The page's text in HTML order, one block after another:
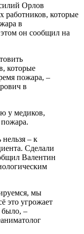
Орлов
работников, которые
в
он сообщил на
которые
пожара, –
в
у медиков,
– к
Сделали
Валентин
мы
это угрожает
–